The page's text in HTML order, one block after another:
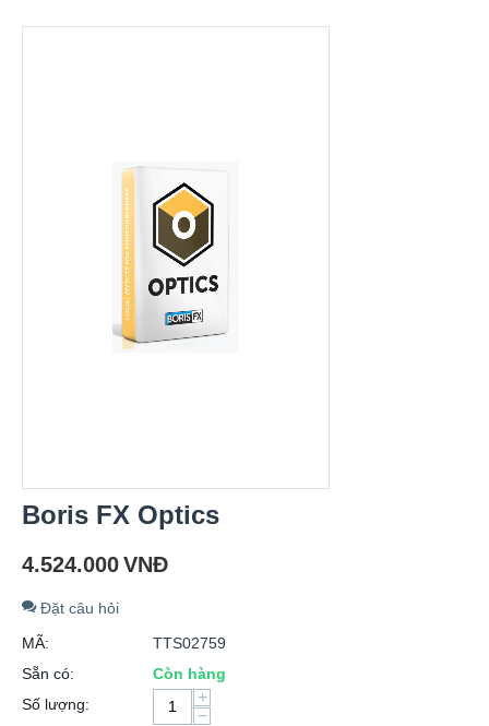
Boris FX Optics
4.524.000VNĐ
Đặt câu hỏi
MÃ:
TTS02759
Sẵn có:
Còn hàng
Số lượng:
+
−